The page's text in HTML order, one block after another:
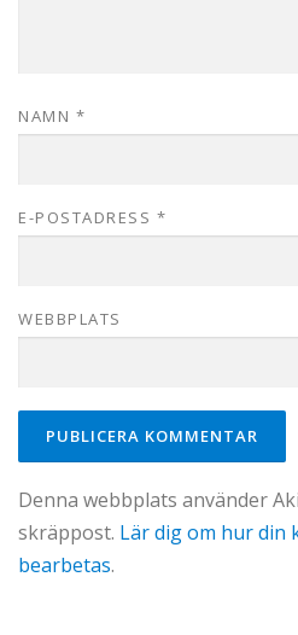
NAMN *
E-POSTADRESS *
WEBBPLATS
Denna webbplats använder
skräppost. Lär dig om hur din
bearbetas.